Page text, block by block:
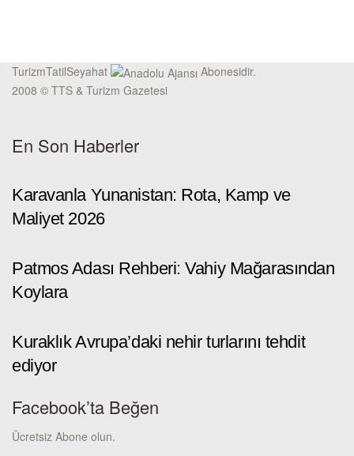
TurizmTatilSeyahat
Abonesidir.
2008 © TTS & Turizm Gazetesi
En Son Haberler
Karavanla Yunanistan: Rota, Kamp ve
Maliyet 2026
Patmos Adası Rehberi: Vahiy Mağarasından
Koylara
Kuraklık Avrupa’daki nehir turlarını tehdit
ediyor
Facebook’ta Beğen
Ücretsiz Abone olun.